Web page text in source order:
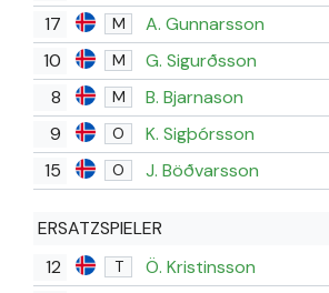
17 M A. Gunnarsson
10 M G. Sigurðsson
8 M B. Bjarnason
9 O K. Sigþórsson
15 O J. Böðvarsson
ERSATZSPIELER
12
T
Ö. Kristinsson